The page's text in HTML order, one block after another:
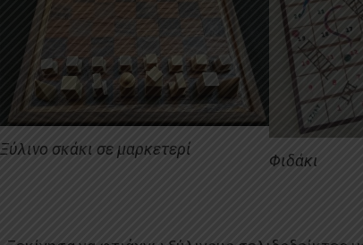
Ξύλινο σκάκι σε μαρκετερί
Φιδάκι